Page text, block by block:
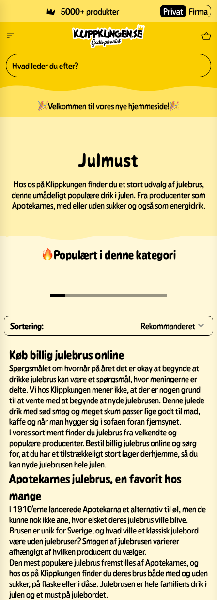
5000+ produkter Privat Firma
Velkommen til vores nye hjemmeside!
Julmust
Hos os på Klippkungen finder du et stort udvalg af julebrus,
denne umådeligt populære drik i julen. Fra producenter som
Apotekarnes, med eller uden sukker og også som energidrik.
Populært i denne kategori
Sortering: Rekommanderet
Køb billig julebrus online
Spørgsmålet om hvornår på året det er okay at begynde at
drikke julebrus kan være et spørgsmål, hvor meningerne er
delte. Vi hos Klippkungen mener ikke, at der er nogen grund
til at vente med at begynde at nyde julebrusen. Denne julede
drik med sød smag og meget skum passer lige godt til mad,
kaffe og når man hygger sig i sofaen foran fjernsynet.
I vores sortiment finder du julebrus fra velkendte og
populære producenter. Bestil billig julebrus online og sørg
for, at du har et tilstrækkeligt stort lager derhjemme, så du
kan nyde julebrusen hele julen.
Apotekarnes julebrus, en favorit hos
mange
I 1910'erne lancerede Apotekarna et alternativ til øl, men de
kunne nok ikke ane, hvor elsket deres julebrus ville blive.
Brusen er unik for Sverige, og hvad ville et klassisk julebord
være uden julebrusen? Smagen af julebrusen varierer
afhængigt af hvilken producent du vælger.
Den mest populære julebrus fremstilles af Apotekarnes, og
hos os på Klippkungen finder du deres brus både med og uden
sukker, på flaske eller i dåse. Julebrusen er hele familiens drik i
julen og et must på julebordet.